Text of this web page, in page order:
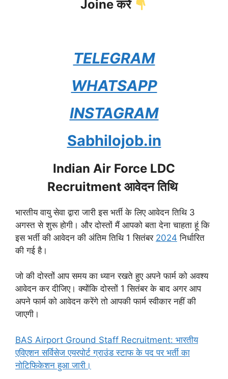
Joine करें
TELEGRAM
WHATSAPP
INSTAGRAM
Sabhilojob.in
Indian Air Force LDC
Recruitment आवेदन तिथि
भारतीय वायु सेवा द्वारा जारी इस भर्ती के लिए आवेदन तिथि 3
अगस्त से शुरू होगी। और दोस्तों मैं आपको बता देना चाहता हूं कि
इस भर्ती की आवेदन की अंतिम तिथि 1 सितंबर 2024 निर्धारित
की गई है।
जो की दोस्तों आप समय का ध्यान रखते हुए अपने फार्म को अवश्य
आवेदन कर दीजिए। क्योंकि दोस्तों 1 सितंबर के बाद अगर आप
अपने फार्म को आवेदन करेंगे तो आपकी फार्म स्वीकार नहीं की
जाएगी।
BAS Airport Ground Staff Recruitment: भारतीय
एविएशन सर्विसेज एयरपोर्ट ग्राउंड स्टाफ के पद पर भर्ती का
नोटिफिकेशन हुआ जारी।